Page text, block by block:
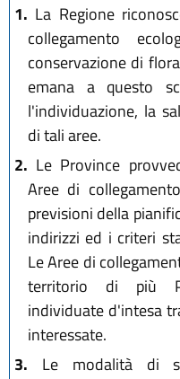
1. La Regione
collegamento
conservazione di
emana a questo
l'individuazione, la
di tali aree.
2. Le Province
Aree di
previsioni della
indirizzi ed i criteri
Le Aree di
territorio di più
individuate d'intesa
interessate.
3. Le modalità di